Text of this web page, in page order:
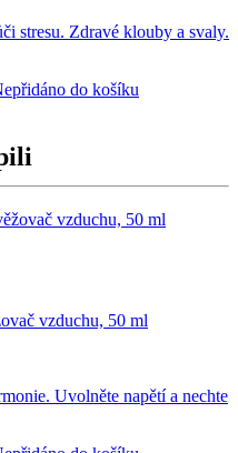
stresu. Zdravé klouby a svaly.
do košíku
vzduchu, 50 ml
Uvolněte napětí a nechte